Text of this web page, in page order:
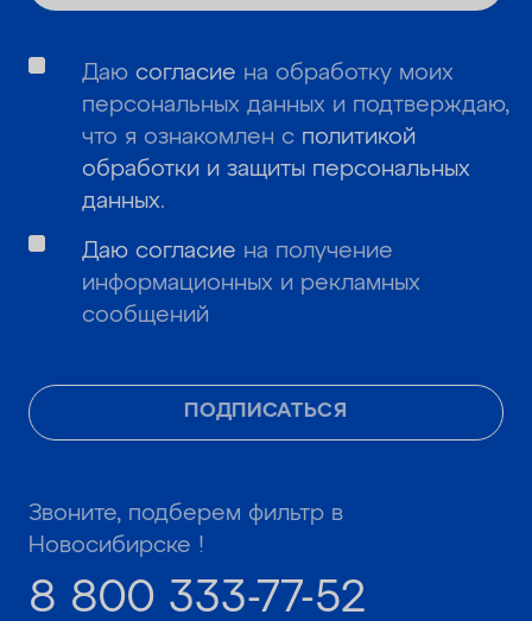
ПОДПИСАТЬСЯ
Даю согласие на обработку моих
персональных данных и подтверждаю,
что я ознакомлен с политикой
обработки и защиты персональных
данных.
Даю согласие на получение
информационных и рекламных
сообщений
Звоните, подберем фильтр в
Новосибирске !
8 800 333-77-52